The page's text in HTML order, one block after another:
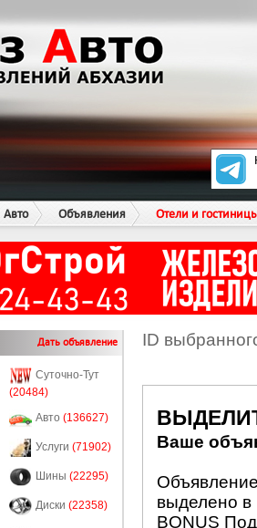
Авто Объявления Отели и
Дать объявление
Суточно-Тут
(20484)
Авто (136627)
Услуги (71902)
Шины (22295)
Диски (22358)
ID
Ваше
выделено в
BONUS